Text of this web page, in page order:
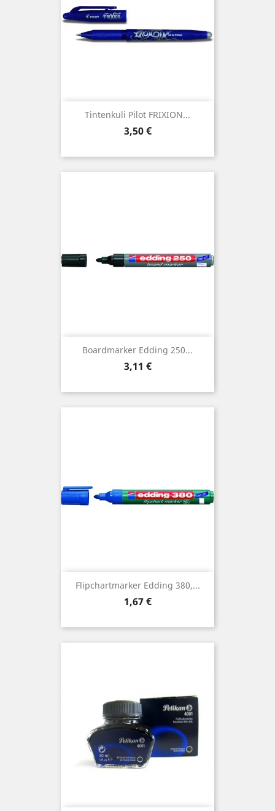
Tintenkuli Pilot FRIXION...
Preis
3,50 €
Boardmarker Edding 250...
Preis
3,11 €
Flipchartmarker Edding 380,...
Preis
1,67 €